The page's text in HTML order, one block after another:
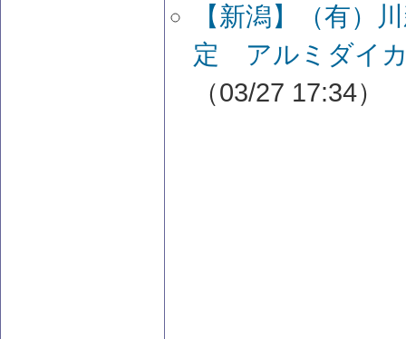
【新潟】（有）
定 アルミダイ
（03/27 17:34）